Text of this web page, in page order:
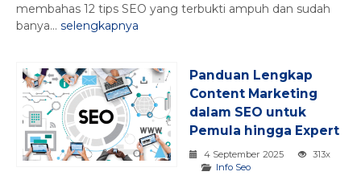
membahas 12 tips SEO yang terbukti ampuh dan sudah
banya... selengkapnya
Panduan Lengkap
Content Marketing
dalam SEO untuk
Pemula hingga Expert
4 September 2025
313x
Info Seo